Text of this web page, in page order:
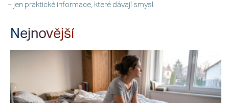
– jen praktické informace, které dávají smysl.
Nejnovější